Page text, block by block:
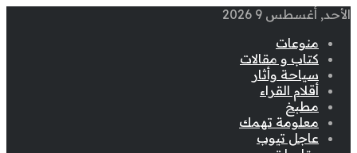
الأحد, أغسطس 9 2026
منوعات
كتاب و مقالات
سياحة وأثار
أقلام القراء
مطبخ
معلومة تهمك
عاجل تيوب